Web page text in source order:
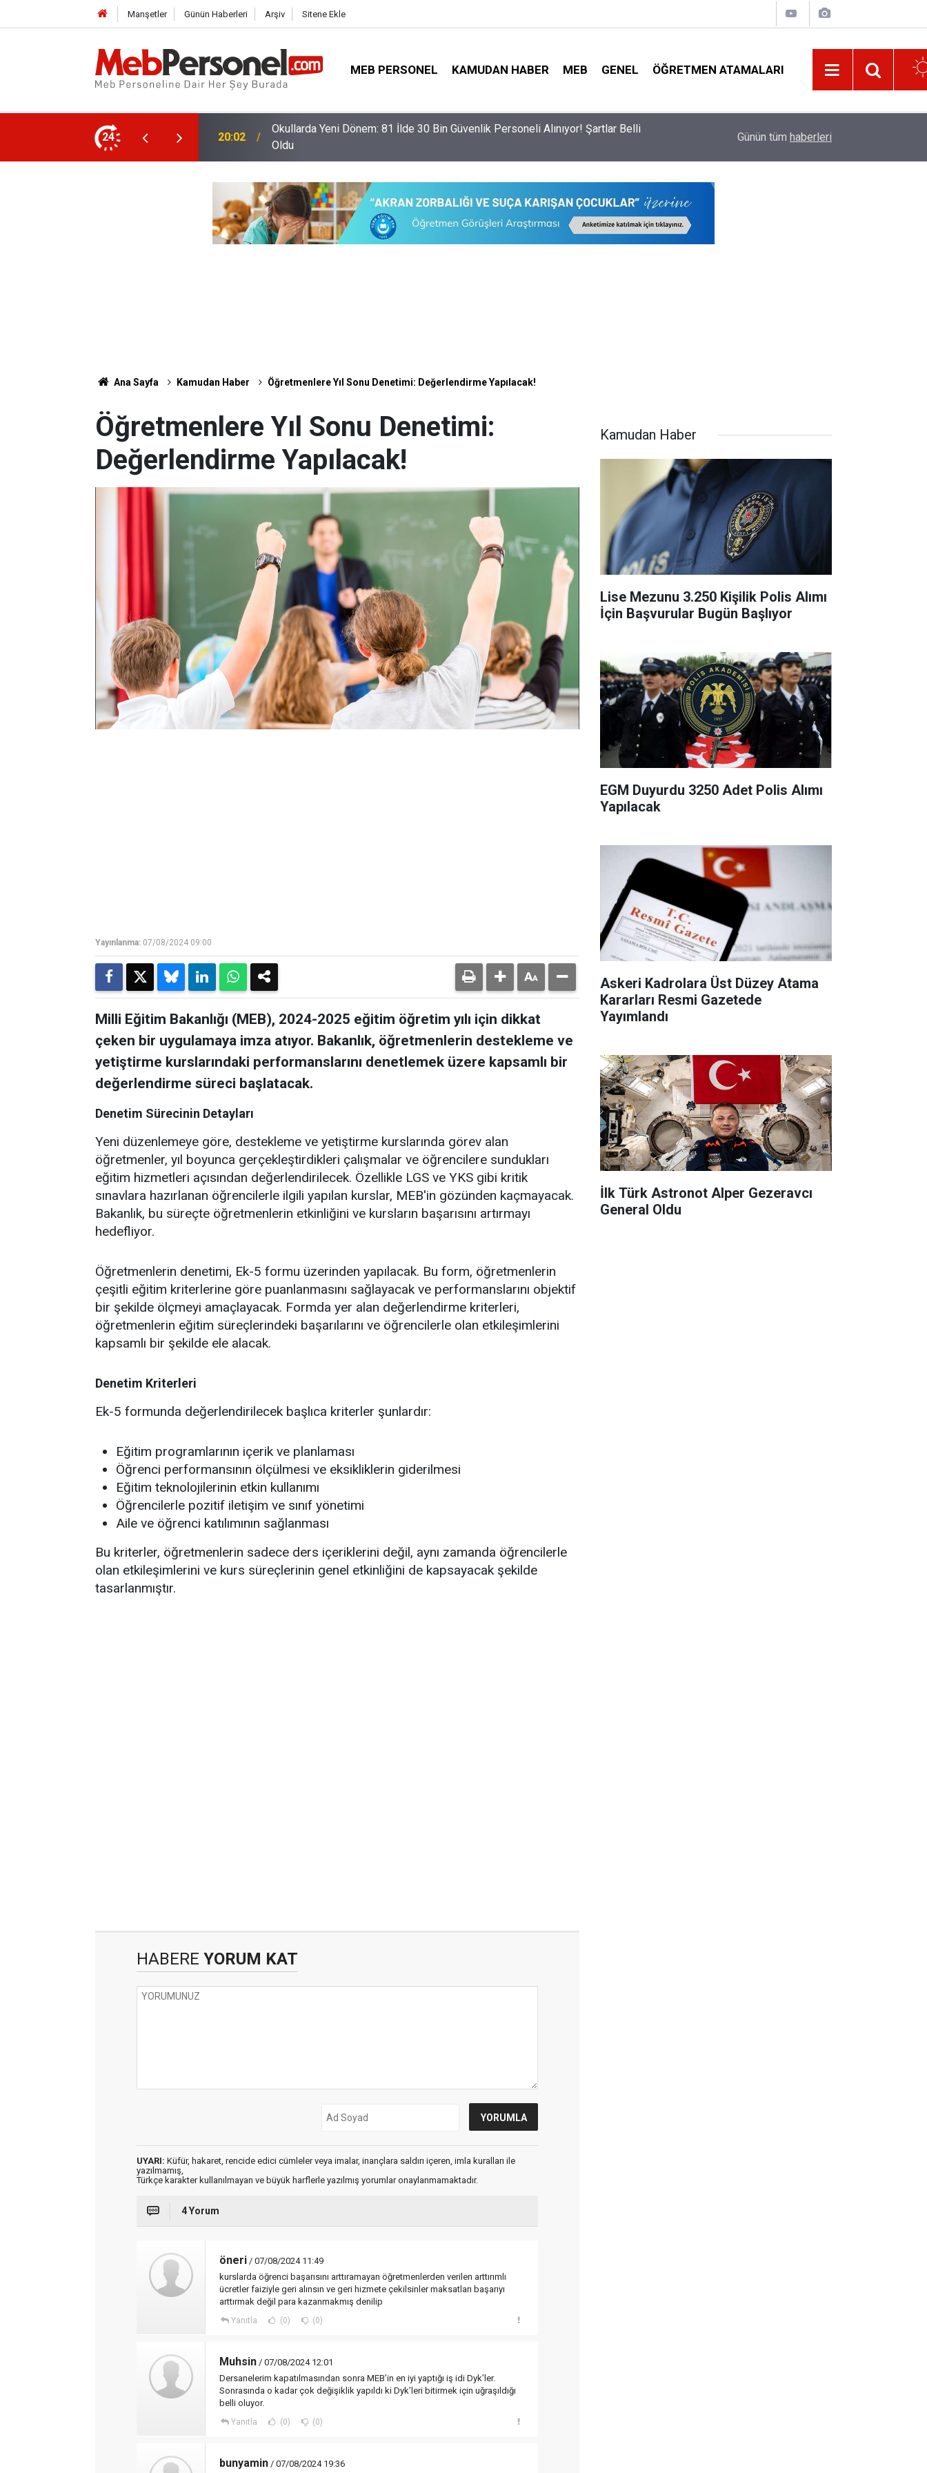
Manşetler Günün Haberleri Arşiv Sitene Ekle
MEB PERSONEL KAMUDAN HABER MEB GENEL ÖĞRETMEN ATAMALARI
24
Çalışma Programı 20:02
Okullarda Yeni Dönem: 81 İlde 30 Bin Güvenlik Personeli Alınıyor! Şartlar Belli
Oldu
Norm Çizelgesi
Günün tüm haberleri
Ana Sayfa Kamudan Haber Öğretmenlere Yıl Sonu Denetimi: Değerlendirme Yapılacak!
Öğretmenlere Yıl Sonu Denetimi:
Değerlendirme Yapılacak!
Yayınlanma: 07/08/2024 09:00
Milli Eğitim Bakanlığı (MEB), 2024-2025 eğitim öğretim yılı için dikkat
çeken bir uygulamaya imza atıyor. Bakanlık, öğretmenlerin destekleme ve
yetiştirme kurslarındaki performanslarını denetlemek üzere kapsamlı bir
değerlendirme süreci başlatacak.
Denetim Sürecinin Detayları
Yeni düzenlemeye göre, destekleme ve yetiştirme kurslarında görev alan
öğretmenler, yıl boyunca gerçekleştirdikleri çalışmalar ve öğrencilere sundukları
eğitim hizmetleri açısından değerlendirilecek. Özellikle LGS ve YKS gibi kritik
sınavlara hazırlanan öğrencilerle ilgili yapılan kurslar, MEB'in gözünden kaçmayacak.
Bakanlık, bu süreçte öğretmenlerin etkinliğini ve kursların başarısını artırmayı
hedefliyor.
Öğretmenlerin denetimi, Ek-5 formu üzerinden yapılacak. Bu form, öğretmenlerin
çeşitli eğitim kriterlerine göre puanlanmasını sağlayacak ve performanslarını objektif
bir şekilde ölçmeyi amaçlayacak. Formda yer alan değerlendirme kriterleri,
öğretmenlerin eğitim süreçlerindeki başarılarını ve öğrencilerle olan etkileşimlerini
kapsamlı bir şekilde ele alacak.
Denetim Kriterleri
Ek-5 formunda değerlendirilecek başlıca kriterler şunlardır:
Eğitim programlarının içerik ve planlaması
Öğrenci performansının ölçülmesi ve eksikliklerin giderilmesi
Eğitim teknolojilerinin etkin kullanımı
Öğrencilerle pozitif iletişim ve sınıf yönetimi
Aile ve öğrenci katılımının sağlanması
Bu kriterler, öğretmenlerin sadece ders içeriklerini değil, aynı zamanda öğrencilerle
olan etkileşimlerini ve kurs süreçlerinin genel etkinliğini de kapsayacak şekilde
tasarlanmıştır.
HABERE YORUM KAT
UYARI: Küfür, hakaret, rencide edici cümleler veya imalar, inançlara saldırı içeren, imla kuralları ile
yazılmamış,
Türkçe karakter kullanılmayan ve büyük harflerle yazılmış yorumlar onaylanmamaktadır.
4 Yorum
öneri / 07/08/2024 11:49
kurslarda öğrenci başarısını arttıramayan öğretmenlerden verilen arttırımlı
ücretler faiziyle geri alınsın ve geri hizmete çekilsinler maksatları başarıyı
arttırmak değil para kazanmakmış denilip
Yanıtla (0) (0)
Muhsin / 07/08/2024 12:01
Dersanelerim kapatılmasından sonra MEB’in en iyi yaptığı iş idi Dyk’ler.
Sonrasında o kadar çok değişiklik yapıldı ki Dyk’leri bitirmek için uğraşıldığı
belli oluyor.
Yanıtla (0) (0)
bunyamin / 07/08/2024 19:36
Kamudan Haber
Lise Mezunu 3.250 Kişilik Polis Alımı
İçin Başvurular Bugün Başlıyor
EGM Duyurdu 3250 Adet Polis Alımı
Yapılacak
Askeri Kadrolara Üst Düzey Atama
Kararları Resmi Gazetede
Yayımlandı
İlk Türk Astronot Alper Gezeravcı
General Oldu